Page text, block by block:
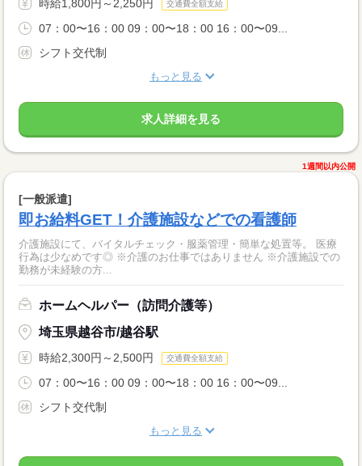
時給1,800円～2,250円 交通費全額支給
07：00〜16：00 09：00〜18：00 16：00〜09...
シフト交代制
もっと見る
求人詳細を見る
1週間以内公開
[一般派遣]
即お給料GET！介護施設などでの看護師
介護施設にて、バイタルチェック・服薬管理・簡単な処置等。 医療
行為は少なめです◎ ※介護のお仕事ではありません ※介護施設での
勤務が未経験の方...
ホームヘルパー（訪問介護等）
埼玉県越谷市/越谷駅
時給2,300円～2,500円 交通費全額支給
07：00〜16：00 09：00〜18：00 16：00〜09...
シフト交代制
もっと見る